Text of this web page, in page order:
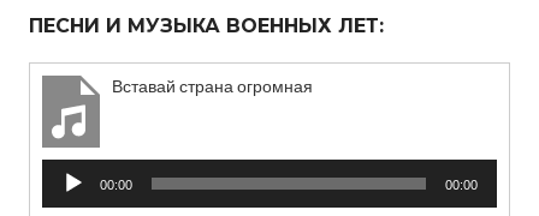
ПЕСНИ И МУЗЫКА ВОЕННЫХ ЛЕТ:
Вставай страна огромная
Аудиоплеер
00:00 00:00